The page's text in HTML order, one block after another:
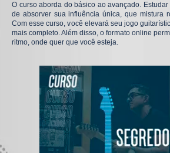
O curso aborda do básico ao avançado.
de absorver sua influência única, que mistura
Com esse curso, você elevará seu jogo
mais completo. Além disso, o formato online
ritmo, onde quer que você esteja.